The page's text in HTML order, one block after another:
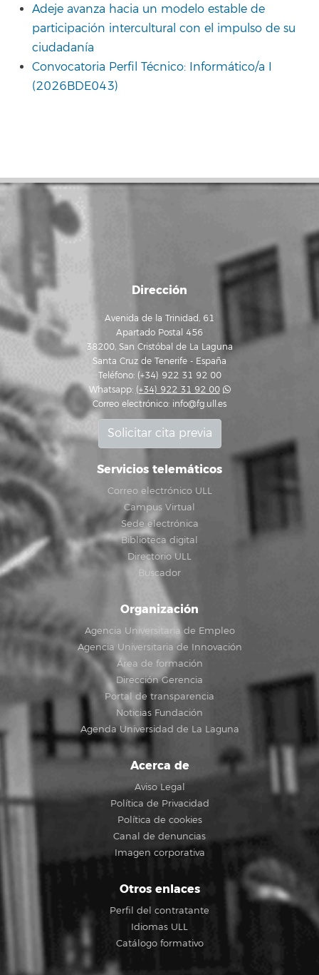
Adeje avanza hacia un modelo estable de
participación intercultural con el impulso de su
ciudadanía
Convocatoria Perfil Técnico: Informático/a I
(2026BDE043)
Dirección
Avenida de la Trinidad, 61
Apartado Postal 456
38200, San Cristóbal de La Laguna
Santa Cruz de Tenerife - España
Teléfono: (+34) 922 31 92 00
Whatsapp: (+34) 922 31 92 00
Correo electrónico: info@fg.ull.es
Solicitar cita previa
Servicios telemáticos
Correo electrónico ULL
Campus Virtual
Sede electrónica
Biblioteca digital
Directorio ULL
Buscador
Organización
Agencia Universitaria de Empleo
Agencia Universitaria de Innovación
Área de formación
Dirección Gerencia
Portal de transparencia
Noticias Fundación
Agenda Universidad de La Laguna
Acerca de
Aviso Legal
Política de Privacidad
Política de cookies
Canal de denuncias
Imagen corporativa
Otros enlaces
Perfil del contratante
Idiomas ULL
Catálogo formativo